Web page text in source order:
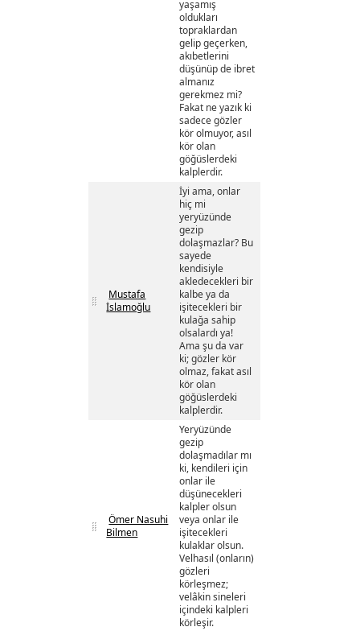
yaşamış
oldukları
topraklardan
gelip geçerken,
akıbetlerini
düşünüp de ibret
almanız
gerekmez mi?
Fakat ne yazık ki
sadece gözler
kör olmuyor, asıl
kör olan
göğüslerdeki
kalplerdir.
Mustafa
İslamoğlu
İyi ama, onlar
hiç mi
yeryüzünde
gezip
dolaşmazlar? Bu
sayede
kendisiyle
akledecekleri bir
kalbe ya da
işitecekleri bir
kulağa sahip
olsalardı ya!
Ama şu da var
ki; gözler kör
olmaz, fakat asıl
kör olan
göğüslerdeki
kalplerdir.
Ömer Nasuhi
Bilmen
Yeryüzünde
gezip
dolaşmadılar mı
ki, kendileri için
onlar ile
düşünecekleri
kalpler olsun
veya onlar ile
işitecekleri
kulaklar olsun.
Velhasıl (onların)
gözleri
körleşmez;
velâkin sineleri
içindeki kalpleri
körleşir.